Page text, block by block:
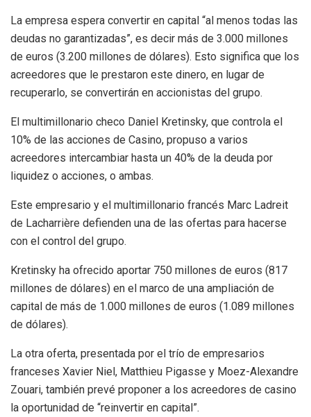
La empresa espera convertir en capital “al menos todas las
deudas no garantizadas”, es decir más de 3.000 millones
de euros (3.200 millones de dólares). Esto significa que los
acreedores que le prestaron este dinero, en lugar de
recuperarlo, se convertirán en accionistas del grupo.
El multimillonario checo Daniel Kretinsky, que controla el
10% de las acciones de Casino, propuso a varios
acreedores intercambiar hasta un 40% de la deuda por
liquidez o acciones, o ambas.
Este empresario y el multimillonario francés Marc Ladreit
de Lacharrière defienden una de las ofertas para hacerse
con el control del grupo.
Kretinsky ha ofrecido aportar 750 millones de euros (817
millones de dólares) en el marco de una ampliación de
capital de más de 1.000 millones de euros (1.089 millones
de dólares).
La otra oferta, presentada por el trío de empresarios
franceses Xavier Niel, Matthieu Pigasse y Moez-Alexandre
Zouari, también prevé proponer a los acreedores de casino
la oportunidad de “reinvertir en capital”.